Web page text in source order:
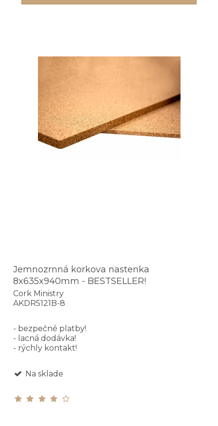
Jemnozrnná korkova nastenka
8x635x940mm - BESTSELLER!
Cork Ministry
AKDR5121B-8
- bezpečné platby!
- lacná dodávka!
- rýchly kontakt!
Na sklade